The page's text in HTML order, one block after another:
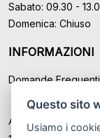
Questo sito
Usiamo i
Sabato: 09.30 -
Domenica: Chiuso
INFORMAZIONI
Domande
Auto Moto Usate